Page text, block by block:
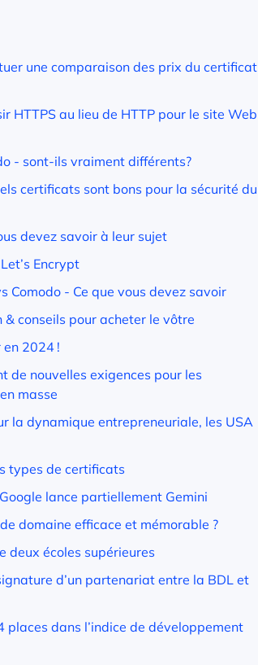
une comparaison des prix du certificat
HTTPS au lieu de HTTP pour le site Web
- sont-ils vraiment différents?
certificats sont bons pour la sécurité du
devez savoir à leur sujet
Encrypt
Comodo - Ce que vous devez savoir
& conseils pour acheter le vôtre
2024 !
de nouvelles exigences pour les
masse
la dynamique entrepreneuriale, les USA
types de certificats
lance partiellement Gemini
domaine efficace et mémorable ?
deux écoles supérieures
d’un partenariat entre la BDL et
places dans l’indice de développement